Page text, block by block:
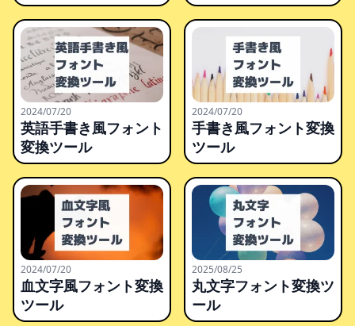
2024/07/20
英語手書き風フォント
変換ツール
2024/07/20
手書き風フォント変換
ツール
2024/07/20
血文字風フォント変換
ツール
2025/08/25
丸文字フォント変換ツ
ール